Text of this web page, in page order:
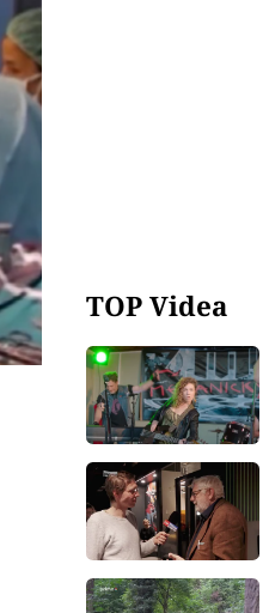
TOP Videa